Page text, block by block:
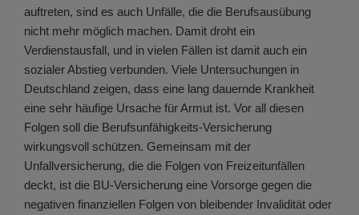
auftreten, sind es auch Unfälle, die die Berufsausübung
nicht mehr möglich machen. Damit droht ein
Verdienstausfall, und in vielen Fällen ist damit auch ein
sozialer Abstieg verbunden. Viele Untersuchungen in
Deutschland zeigen, dass eine lang dauernde Krankheit
eine sehr häufige Ursache für Armut ist. Vor all diesen
Folgen soll die Berufsunfähigkeits-Versicherung
wirkungsvoll schützen. Gemeinsam mit der
Unfallversicherung, die die Folgen von Freizeitunfällen
deckt, ist die BU-Versicherung eine Vorsorge gegen die
negativen finanziellen Folgen von bleibender Invalidität oder